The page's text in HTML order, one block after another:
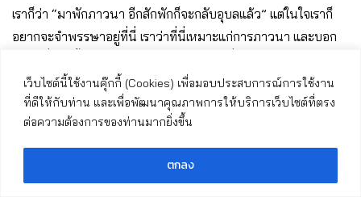
เว็บไซต์นี้ใช้งานคุ๊กกี้ (Cookies) เพื่อมอบประสบการณ์การใช้งาน
ที่ดีให้กับท่าน และเพื่อพัฒนาคุณภาพการให้บริการเว็บไซต์ที่ตรง
ต่อความต้องการของท่านมากยิ่งขึ้น
ตกลง
เราก็ว่า “มาพักภาวนา อีกสักพักก็จะกลับอุบลแล้ว” แต่ในใจเราก็
อยากจะจำพรรษาอยู่ที่นี่ เราว่าที่นี่เหมาะแก่การภาวนา และบอก
เห็นจะมีอะไร เราก็เลยบอกว่า ถ้าไม่เชื่อก็ลองเข้าไปดูในป่าข้างใน มีงู
ใหญ่อยู่นั่น ด้วยความอยากรู้ของพวกนั้น ก็รวมตัวกันเดินเข้าไป
เมื่อเข้าไปถึง พบเห็นงูจงอางตัวใหญ่ ยกคอสูงท่วมหัว เขาก็พากัน
ทั้งวิ่งทั้งร้องเสียงหลงออกมาเลย เราก็เลยทำท่าพูดว่า “อย่าไปทำ